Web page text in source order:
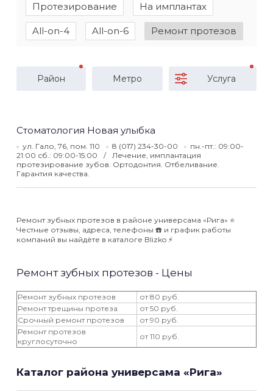
Протезирование На имплантах
All-on-4 All-on-6 Ремонт протезов
Район Метро Услуга
Стоматология Новая улыбка
ул. Гало, 76, пом. 110 8 (017) 234-30-00
пн.-пт.: 09:00-
21:00 сб.: 09:00-15:00
Лечение, имплантация
протезирование зубов. Ортодонтия. Отбеливание.
Гарантия качества.
Ремонт зубных протезов в районе универсама «Рига» ⭐️
Честные отзывы, адреса, телефоны ☎️ и график работы
компаний вы найдёте в каталоге Blizko ⚡️
Ремонт зубных протезов - Цены
Ремонт зубных протезов
от 80 руб.
Ремонт трещины протеза
от 50 руб.
Срочный ремонт протезов
от 90 руб.
Ремонт протезов
круглосуточно
от 110 руб.
Каталог района универсама «Рига»